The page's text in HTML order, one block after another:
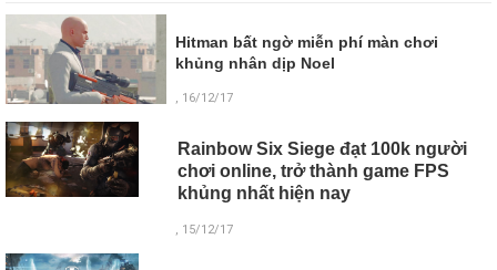
Hitman bất ngờ miễn phí màn chơi
khủng nhân dịp Noel
, 16/12/17
Rainbow Six Siege đạt 100k người
chơi online, trở thành game FPS
khủng nhất hiện nay
, 15/12/17